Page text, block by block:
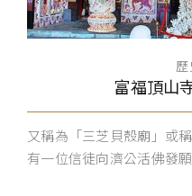
歷
富福頂山
又稱為「三芝貝殼廟」或
有一位信徒向濟公活佛發